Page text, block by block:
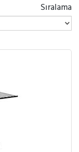
Sıralama